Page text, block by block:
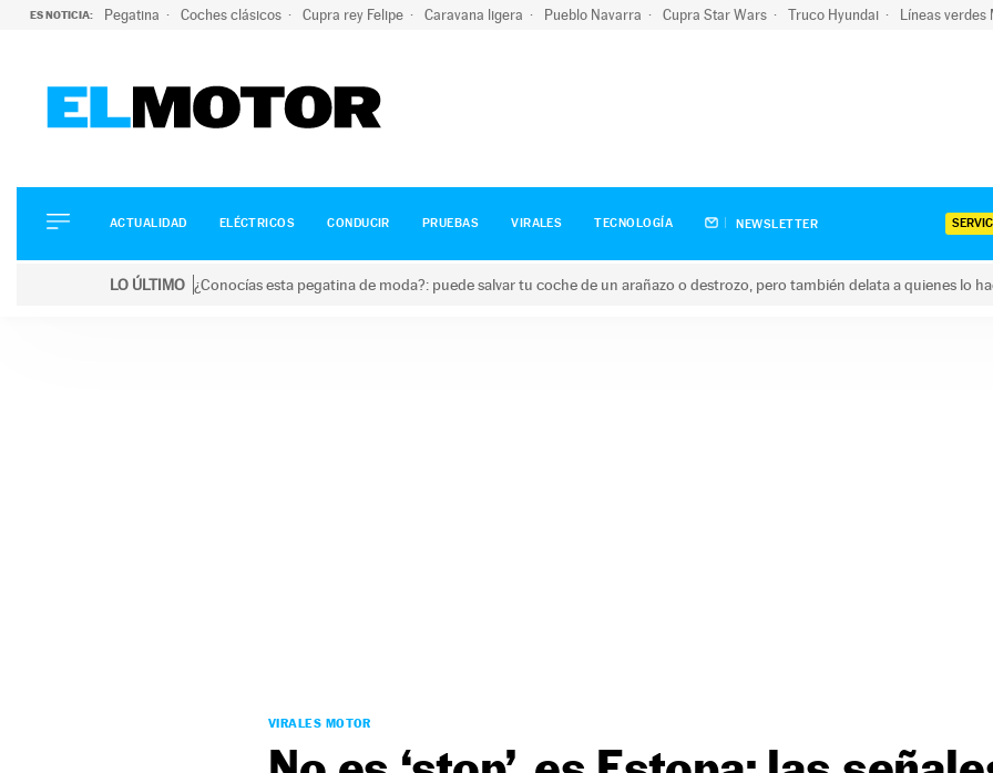
ES NOTICIA: Pegatina Coches clásicos Cupra rey Felipe Caravana ligera Pueblo Navarra Cupra Star Wars Truco Hyundai Líneas verdes
ELÉCTRICOS
CONDUCIR
ACTUALIDAD ELÉCTRICOS CONDUCIR PRUEBAS VIRALES TECNOLOGÍA NEWSLETTER
LO ÚLTIMO ¿Conocías esta pegatina de moda?: puede salvar tu coche de un arañazo o destrozo, pero también delata a quienes lo
VIRALES MOTOR